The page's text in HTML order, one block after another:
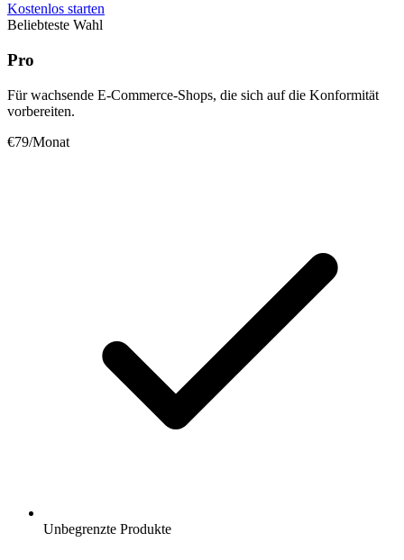
Kostenlos starten
Beliebteste Wahl
Pro
Für wachsende E-Commerce-Shops, die sich auf die Konformität
vorbereiten.
€79/Monat
Unbegrenzte Produkte